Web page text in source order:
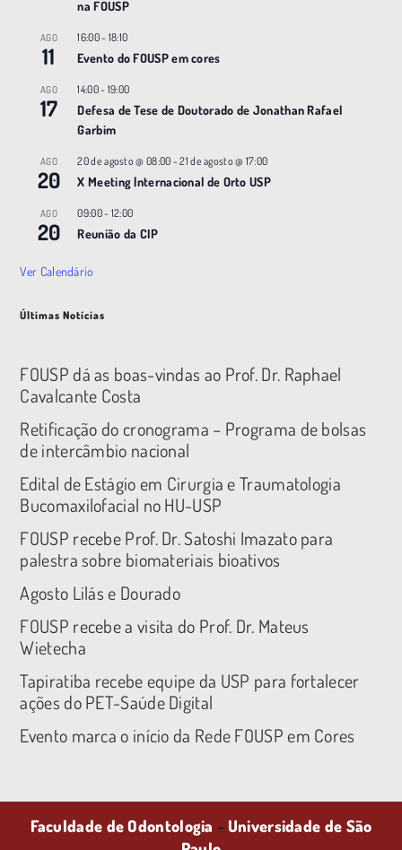
na FOUSP
AGO
11
16:00- 18:10
Evento do FOUSP em cores
AGO
17
14:00- 19:00
Defesa de Tese de Doutorado de Jonathan Rafael
Garbim
AGO
20
20 de agosto @ 08:00 -21 de agosto @ 17:00
X Meeting |nternacional de Orto USP
AGO
20
09:00- 12:00
Reunião da CIP
Ver Calendário
Últimas Notícias
FOUSP dá as boas-vindas ao Prof. Dr. Raphael
Cavalcante Costa
Retificação do cronograma – Programa de bolsas
de intercâmbio nacional
Edital de Estágio em Cirurgia e Traumatologia
Bucomaxilofacial no HU-USP
FOUSP recebe Prof. Dr. Satoshi Imazato para
palestra sobre biomateriais bioativos
Agosto Lilás e Dourado
FOUSP recebe a visita do Prof. Dr. Mateus
Wietecha
Tapiratiba recebe equipe da USP para fortalecer
ações do PET-Saúde Digital
Evento marca o início da Rede FOUSP em Cores
Faculdade de Odontologia - Universidade de São